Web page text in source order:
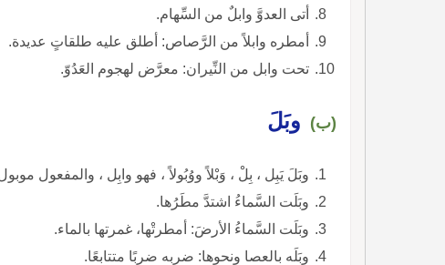
أتى العدوَّ وابلٌ من السِّهام.
أمطره وابلاً من الرَّصاص: أطلق عليه طلقاتٍ عديدة.
تحت وابل من النِّيران: معرَّض لهجوم العَدُوّ.
(ب) وبَلَ
وبَلَ يَبِل ، بِلْ ، وَبْلاً ووُبُولاً ، فهو وابِل ، والمفعول
وبَلَت السَّماءُ اشتدَّ مطَرُها.
وبَلَت السَّماءُ الأرضَ: أمطرتْها، غمرتها بالماء.
وبَلَه بالعصا ونحوِها: ضربه ضربًا متتابعًا.